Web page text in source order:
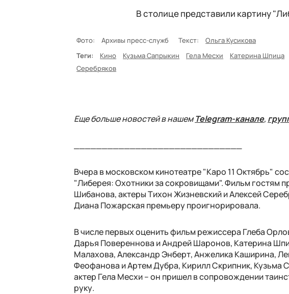
В столице представили картину
Фото: Архивы пресс-служб Текст: Ольга Кусикова
Теги:
Кино Кузьма Сапрыкин Гела Месхи Катерина Шпица
Серебряков
Еще больше новостей в нашемTelegram-канале,
Вчера в московском кинотеатре "Каро 11 Октябрь"
"Либерея: Охотники за сокровищами". Фильм гостям
Шибанова, актеры Тихон Жизневский и Алексей
Диана Пожарская премьеру проигнорировала.
В числе первых оценить фильм режиссера Глеба
Дарья Повереннова и Андрей Шаронов, Катерина
Малахова, Александр Энберт, Анжелика Каширина,
Феофанова и Артем Дубра, Кирилл Скрипник, Кузьма
актер Гела Месхи – он пришел в сопровождении
руку.